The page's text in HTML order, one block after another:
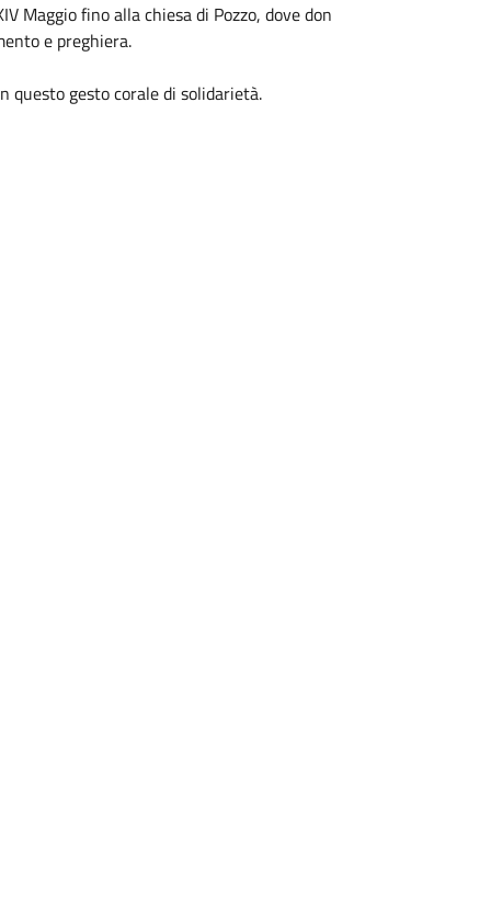
Maggio fino alla chiesa di Pozzo, dove don
e preghiera.
questo gesto corale di solidarietà.